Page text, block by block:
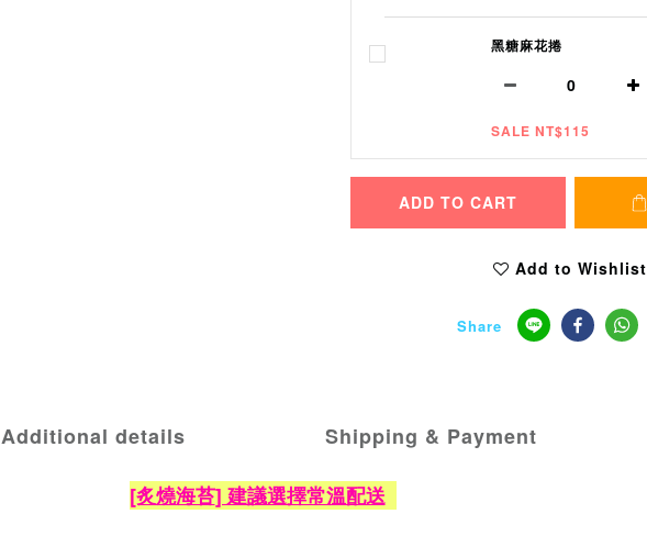
黑糖麻花捲
SALE NT$115
ADD TO CART
Add to Wishlist
Share
Additional details Shipping & Payment
[炙燒海苔] 建議選擇常溫配送